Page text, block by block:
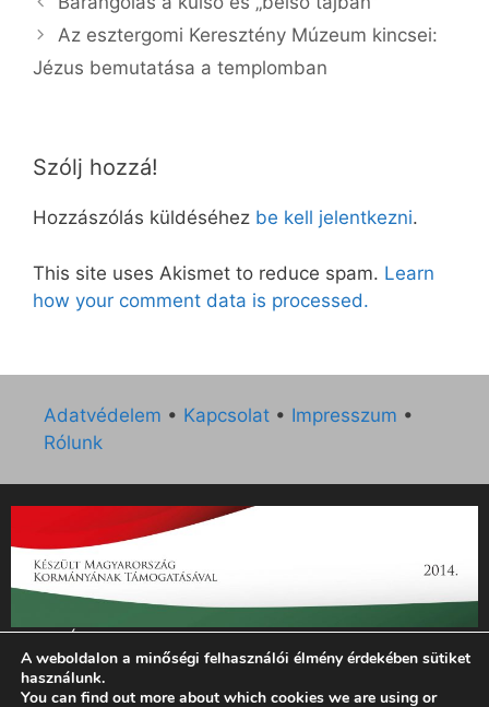
Az esztergomi Keresztény Múzeum kincsei:
Jézus bemutatása a templomban
Szólj hozzá!
Hozzászólás küldéséhez be kell jelentkezni.
This site uses Akismet to reduce spam. Learn
how your comment data is processed.
Adatvédelem • Kapcsolat • Impresszum •
Rólunk
„Az Új Ember katolikus hetilap 2014. évi működésének
támogatását az EGYH-KCP-14-P-0121 sz. támogatási
szerződés keretében 3 000 000 Ft összegben támogatta az
A weboldalon a minőségi felhasználói élmény érdekében sütiket
használunk.
You can find out more about which cookies we are using or